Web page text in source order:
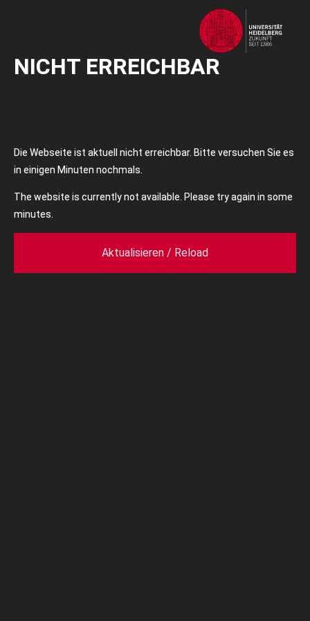
NICHT ERREICHBAR
Die Webseite ist aktuell nicht erreichbar. Bitte versuchen Sie es
in einigen Minuten nochmals.
The website is currently not available. Please try again in some
minutes.
Aktualisieren / Reload